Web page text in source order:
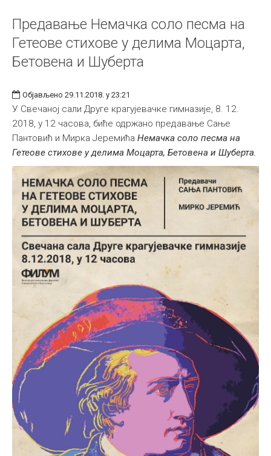
Предавање Немачка соло песма на
Гетеове стихове у делима Моцарта,
Бетовена и Шуберта
Објављено 29.11.2018. у 23:21
У Свечаној сали Друге крагујевачке гимназије, 8. 12.
2018, у 12 часова, биће одржано предавање Сање
Пантовић и Мирка Јеремића Немачка соло песма на
Гетеове стихове у делима Моцарта, Бетовена и Шуберта.